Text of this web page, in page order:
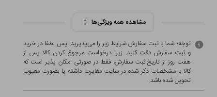
مشاهده همه ویژگی‌ها
توجه؛ شما با ثبت سفارش شرایط زیر را می‌پذیرید. پس لطفا در خرید
و ثبت سفارش دقت کنید. زیرا درخواست مرجوع کردن کالا پس از
هفت روز از تاریخ ثبت سفارش، فقط در صورتی امکان پذیر است که
کالا با مشخصات ذکر شده در سایت مغایرت داشته یا بصورت معيوب
تحویل شده باشد.